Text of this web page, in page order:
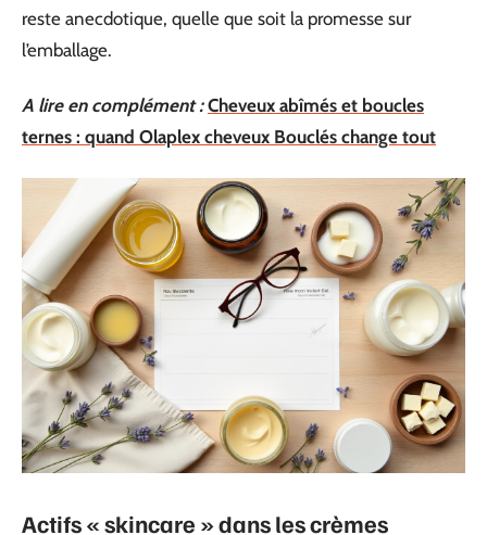
reste anecdotique, quelle que soit la promesse sur
l’emballage.
A lire en complément : Cheveux abîmés et boucles
ternes : quand Olaplex cheveux Bouclés change tout
Actifs « skincare » dans les crèmes